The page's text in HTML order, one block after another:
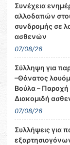
Συνέχεια
αλλοδαπών
συνδρομής σε
ασθενών
07/08/26
Σύλληψη για
–Θάνατος
Βούλα –
Διακομιδή
07/08/26
Συλλήψεις για